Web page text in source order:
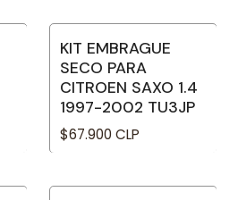
KIT EMBRAGUE
SECO PARA
CITROEN SAXO 1.4
1997-2002 TU3JP
$67.900 CLP